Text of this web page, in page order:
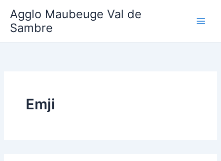
contenu
Agglo Maubeuge Val de
Sambre
Emji